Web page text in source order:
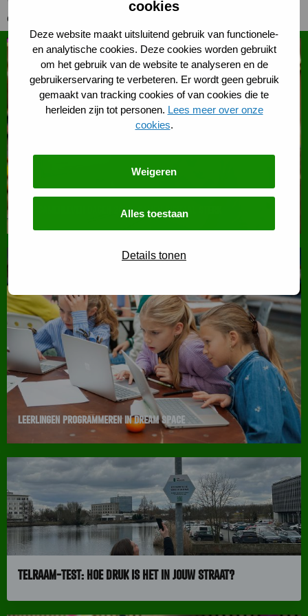
cookies
Deze website maakt uitsluitend gebruik van functionele-
en analytische cookies. Deze cookies worden gebruikt
om het gebruik van de website te analyseren en de
gebruikerservaring te verbeteren. Er wordt geen gebruik
gemaakt van tracking cookies of van cookies die te
herleiden zijn tot personen. Lees meer over onze
cookies.
Weigeren
Alles toestaan
Details tonen
digitalisering in Den Bosch.
Slim Samenleven Dagen 2026: Samen digitaal sterk
Slim
Samenleven
Dagen
Samen
digitaal
sterk
Leerlingen programmeren in Dream Space
Leerlingen
programmeren
Dream
Space
Telraam-test: Hoe druk is het in jouw straat?